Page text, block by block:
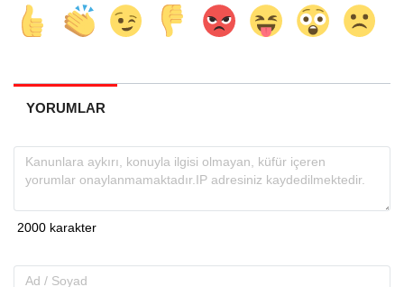
YORUMLAR